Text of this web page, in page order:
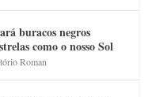
buracos negros
como o nosso Sol
Roman